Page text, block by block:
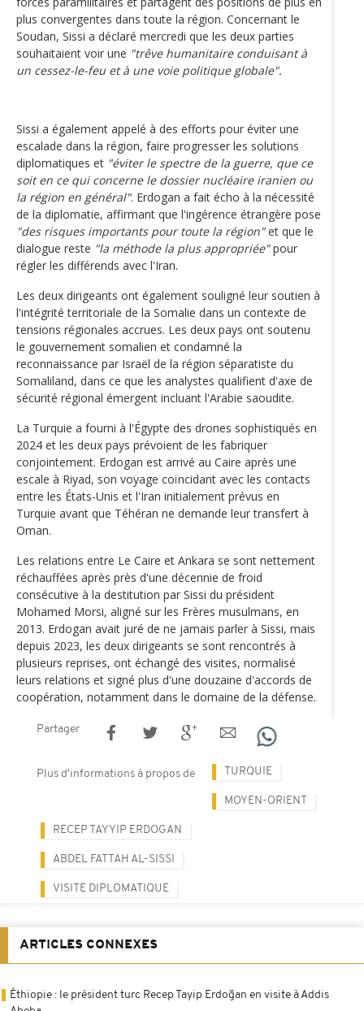
plus convergentes dans toute la région. Concernant le
Soudan, Sissi a déclaré mercredi que les deux parties
souhaitaient voir une "trêve humanitaire conduisant à
un cessez-le-feu et à une voie politique globale".
Sissi a également appelé à des efforts pour éviter une
escalade dans la région, faire progresser les solutions
diplomatiques et "éviter le spectre de la guerre, que ce
soit en ce qui concerne le dossier nucléaire iranien ou
la région en général". Erdogan a fait écho à la nécessité
de la diplomatie, affirmant que l'ingérence étrangère pose
"des risques importants pour toute la région"et que le
dialogue reste "la méthode la plus appropriée"pour
régler les différends avec l'Iran.
Les deux dirigeants ont également souligné leur soutien à
l'intégrité territoriale de la Somalie dans un contexte de
tensions régionales accrues. Les deux pays ont soutenu
le gouvernement somalien et condamné la
reconnaissance par Israël de la région séparatiste du
Somaliland, dans ce que les analystes qualifient d'axe de
sécurité régional émergent incluant l'Arabie saoudite.
La Turquie a fourni à l'Égypte des drones sophistiqués en
2024 et les deux pays prévoient de les fabriquer
conjointement. Erdogan est arrivé au Caire après une
escale à Riyad, son voyage coïncidant avec les contacts
entre les États-Unis et l'Iran initialement prévus en
Turquie avant que Téhéran ne demande leur transfert à
Oman.
Les relations entre Le Caire et Ankara se sont nettement
réchauffées après près d'une décennie de froid
consécutive à la destitution par Sissi du président
Mohamed Morsi, aligné sur les Frères musulmans, en
2013. Erdogan avait juré de ne jamais parler à Sissi, mais
depuis 2023, les deux dirigeants se sont rencontrés à
plusieurs reprises, ont échangé des visites, normalisé
leurs relations et signé plus d'une douzaine d'accords de
coopération, notamment dans le domaine de la défense.
Partager
Plus d'informations à propos de TURQUIE
MOYEN-ORIENT
RECEP TAYYIP ERDOGAN
ABDEL FATTAH AL-SISSI
VISITE DIPLOMATIQUE
ARTICLES CONNEXES
Éthiopie : le président turc Recep Tayip Erdoğan en visite à Addis